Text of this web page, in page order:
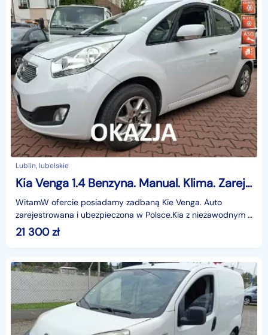
Lublin, lubelskie
Kia Venga 1.4 Benzyna. Manual. Klima. Zarejestrowany i Ubezpieczony w Polsce.
WitamW ofercie posiadamy zadbaną Kie Venga. Auto
zarejestrowana i ubezpieczona w Polsce.Kia z niezawodnym i
bardzo ekonomicznym silnikiem benzynowym (1.4 - 90 k
21 300zł